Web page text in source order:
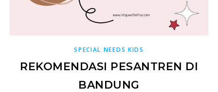
SPECIAL NEEDS KIDS
REKOMENDASI PESANTREN DI
BANDUNG